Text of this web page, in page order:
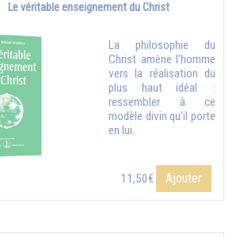
Le véritable enseignement du Christ
La philosophie du
Christ amène l’homme
vers la réalisation du
plus haut idéal :
ressembler à ce
modèle divin qu’il porte
en lui.
11,50€ Ajouter